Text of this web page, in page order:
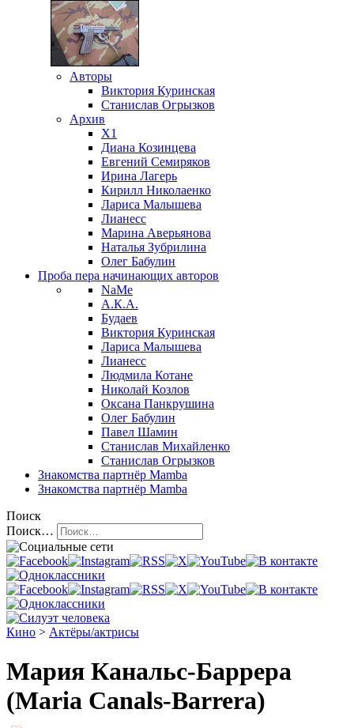
Авторы
Виктория Куринская
Станислав Огрызков
Архив
X1
Диана Козинцева
Евгений Семиряков
Ирина Лагерь
Кирилл Николаенко
Лариса Малышева
Лианесс
Марина Аверьянова
Наталья Зубрилина
Олег Бабулин
Проба пера начинающих авторов
NaMe
А.К.А.
Будаев
Виктория Куринская
Лариса Малышева
Лианесс
Людмила Котане
Николай Козлов
Оксана Панкрушина
Олег Бабулин
Павел Шамин
Станислав Михайленко
Станислав Огрызков
Знакомства партнёр Mamba
Знакомства партнёр Mamba
Поиск
Поиск…
Кино > Актёры/актрисы
Мария Канальс-Баррера
(Maria Canals-Barrera)